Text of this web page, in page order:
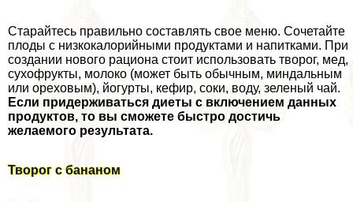
Старайтесь правильно составлять свое меню. Сочетайте
плоды с низкокалорийными продуктами и напитками. При
создании нового рациона стоит использовать творог, мед,
сухофрукты, молоко (может быть обычным, миндальным
или ореховым), йогурты, кефир, соки, воду, зеленый чай.
Если придерживаться диеты с включением данных
продуктов, то вы сможете быстро достичь
желаемого результата.
Творог с бананом